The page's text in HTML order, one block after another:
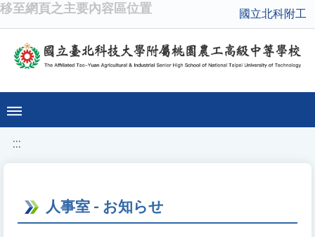
移至網頁之主要內容區位置 國立北科附工
:::
人事室 - お知らせ